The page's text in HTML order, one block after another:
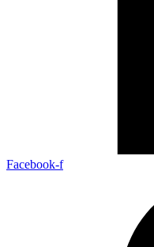
Facebook-f